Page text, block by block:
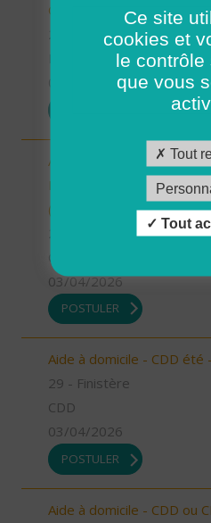
CDD ou CDI (H/F)
29 - Finistère
Possibilité de CDI ou CDD
03/04/2026
Aide à domicile - CDD été
Plourin/Brélès/Lanildut/
(H/F)
CDD
03/04/2026
POSTULER
Aide à domicile - CDD été
29 - Finistère
CDD
03/04/2026
POSTULER
Aide à domicile - CDD ou
Ce site
cookies et
le contrôle
que vous
Tout
Tout